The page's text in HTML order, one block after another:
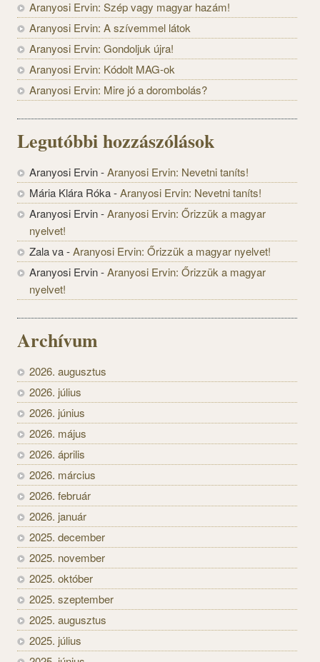
Aranyosi Ervin: Szép vagy magyar hazám!
Aranyosi Ervin: A szívemmel látok
Aranyosi Ervin: Gondoljuk újra!
Aranyosi Ervin: Kódolt MAG-ok
Aranyosi Ervin: Mire jó a dorombolás?
Legutóbbi hozzászólások
Aranyosi Ervin-Aranyosi Ervin: Nevetni taníts!
Mária Klára Róka-Aranyosi Ervin: Nevetni taníts!
Aranyosi Ervin-Aranyosi Ervin: Őrizzük a magyar
nyelvet!
Zala va-Aranyosi Ervin: Őrizzük a magyar nyelvet!
Aranyosi Ervin-Aranyosi Ervin: Őrizzük a magyar
nyelvet!
Archívum
2026. augusztus
2026. július
2026. június
2026. május
2026. április
2026. március
2026. február
2026. január
2025. december
2025. november
2025. október
2025. szeptember
2025. augusztus
2025. július